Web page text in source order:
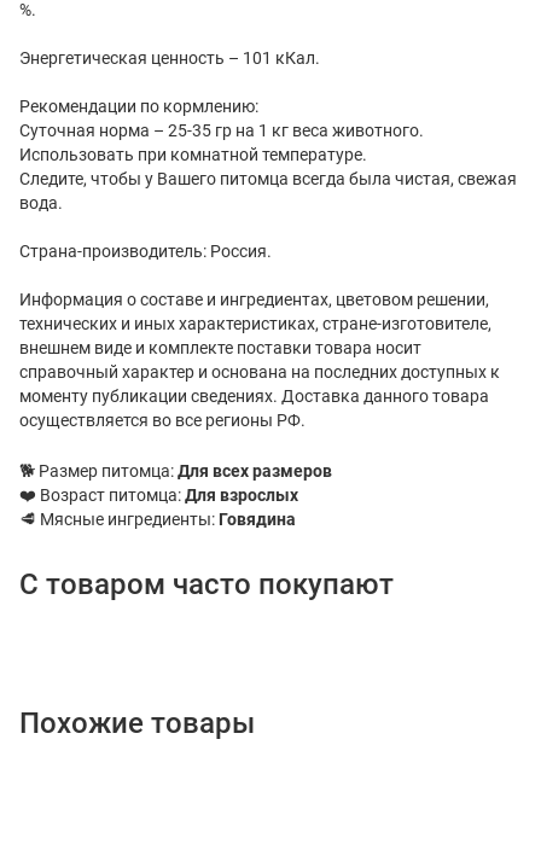
%.
Энергетическая ценность – 101 кКал.
Рекомендации по кормлению:
Суточная норма – 25-35 гр на 1 кг веса животного.
Использовать при комнатной температуре.
Следите, чтобы у Вашего питомца всегда была чистая, свежая
вода.
Страна-производитель: Россия.
Информация о составе и ингредиентах, цветовом решении,
технических и иных характеристиках, стране-изготовителе,
внешнем виде и комплекте поставки товара носит
справочный характер и основана на последних доступных к
моменту публикации сведениях. Доставка данного товара
осуществляется во все регионы РФ.
🐕 Размер питомца:Для всех размеров
❤️ Возраст питомца:Для взрослых
🥩 Мясные ингредиенты: Говядина
С товаром часто покупают
Похожие товары